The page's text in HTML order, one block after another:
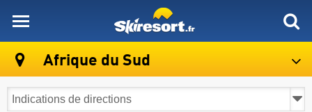
Afrique du Sud